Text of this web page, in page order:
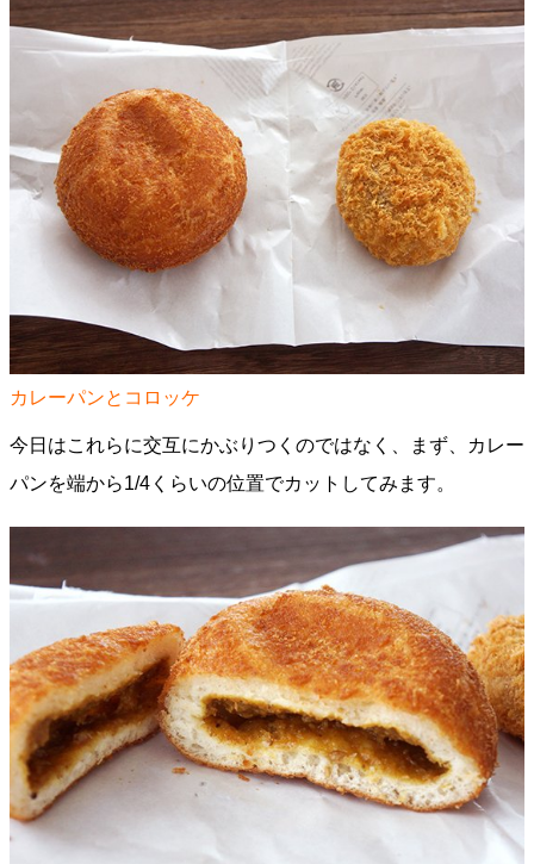
カレーパンとコロッケ
今日はこれらに交互にかぶりつくのではなく、まず、カレー
パンを端から1/4くらいの位置でカットしてみます。